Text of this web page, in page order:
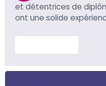
et détentrices de
ont une solide